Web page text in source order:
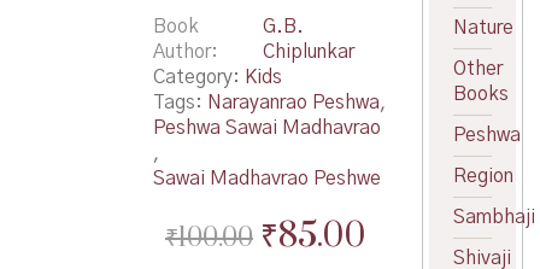
Book
Author
G.B.
Chiplunkar
Category: Kids
Tags: Narayanrao Peshwa,
Peshwa Sawai Madhavrao
,
Sawai Madhavrao Peshwe
₹100.00 Original
₹85.00Current
Nature
Other
Books
Peshwa
Region
Sambhaji
Shivaji